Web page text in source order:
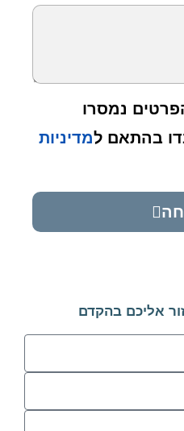
נמסרו
בהתאם למדיניות
אליכם בהקדם